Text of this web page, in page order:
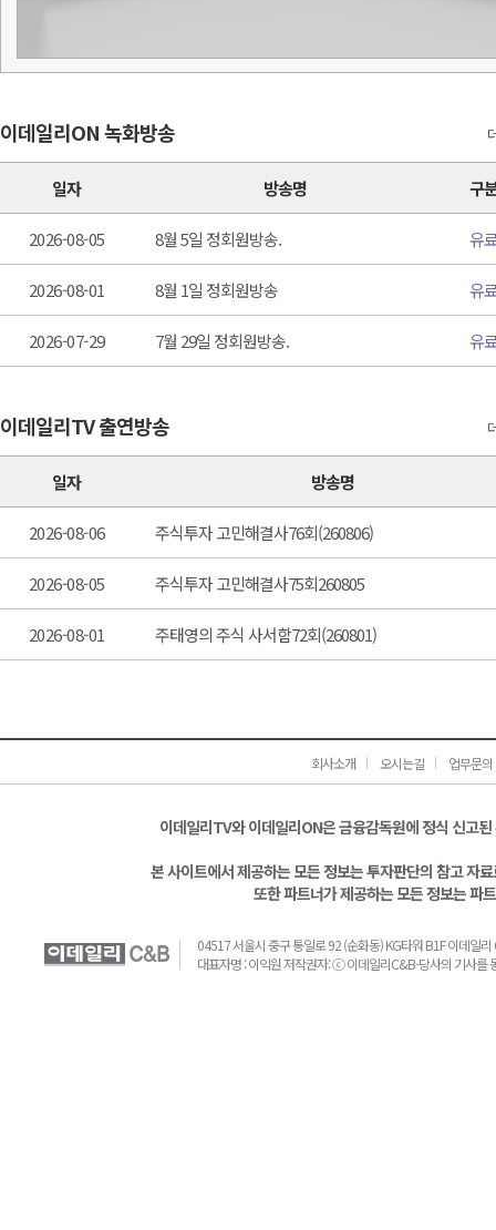
이데일리ON 녹화방송
일자 방송명 구
2026-08-05 8월 5일 정회원방송. 유
2026-08-01 8월 1일 정회원방송 유
2026-07-29 7월 29일 정회원방송. 유
이데일리TV 출연방송
일자 방송명
2026-08-06 주식투자 고민해결사76회(260806)
2026-08-05 주식투자 고민해결사75회260805
2026-08-01 주태영의 주식 사서함72회(260801)
회사소개 오시는길 업무문의
이데일리TV와 이데일리ON은 금융감독원에 정식 신고
본 사이트에서 제공하는 모든 정보는 투자판단의 참고 자
또한 파트너가 제공하는 모든 정보는 파
04517 서울시 중구 통일로 92 (순화동) KG타워 B1F 이데일
대표자명 : 이익원 저작권자: ⓒ 이데일리C&B-당사의 기사를